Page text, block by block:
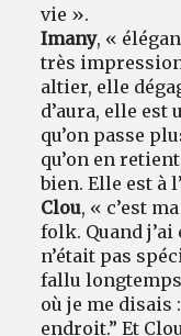
vie ».
Imany, «
très
altier, elle
d’aura, elle est
qu’on passe
qu’on en
bien. Elle est à
Clou, « c’est
folk. Quand
n’était pas
fallu
où je me disais
endroit.” Et